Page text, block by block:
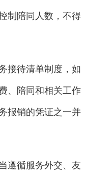
制陪同人数，不得
待清单制度，如
、陪同和相关工作
报销的凭证之一并
循服务外交、友